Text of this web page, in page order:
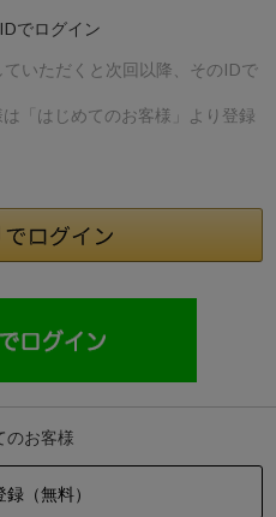
でログイン
いただくと次回以降、そのIDで
「はじめてのお客様」より登録
のお客様